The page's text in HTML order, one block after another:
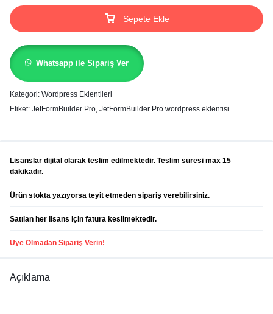
Sepete Ekle
Whatsapp ile Sipariş Ver
Kategori: Wordpress Eklentileri
Etiket: JetFormBuilder Pro, JetFormBuilder Pro wordpress eklentisi
Lisanslar dijital olarak teslim edilmektedir. Teslim süresi max 15
dakikadır.
Ürün stokta yazıyorsa teyit etmeden sipariş verebilirsiniz.
Satılan her lisans için fatura kesilmektedir.
Üye Olmadan Sipariş Verin!
Açıklama